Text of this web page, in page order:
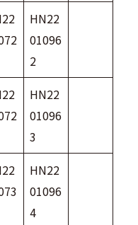
HN22
01096
2
HN22
01096
3
HN22
01096
4